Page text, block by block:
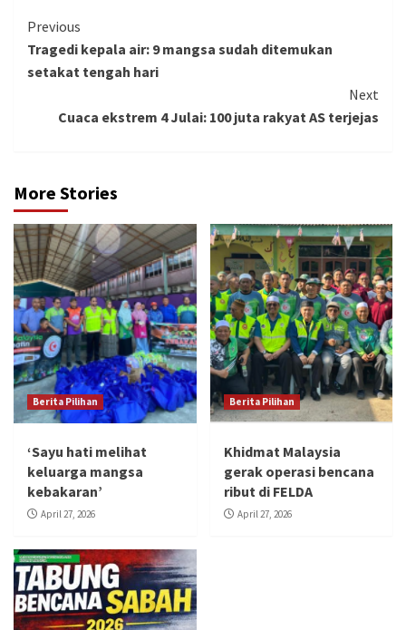
Continue
Reading
Previous
Tragedi kepala air: 9 mangsa sudah ditemukan
setakat tengah hari
Next
Cuaca ekstrem 4 Julai: 100 juta rakyat AS terjejas
More Stories
Berita Pilihan
‘Sayu hati melihat
keluarga mangsa
kebakaran’
April 27, 2026
Berita Pilihan
Khidmat Malaysia
gerak operasi bencana
ribut di FELDA
April 27, 2026